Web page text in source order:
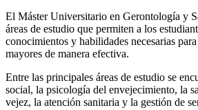
El Máster Universitario en Gerontología y
áreas de estudio que permiten a los
conocimientos y habilidades necesarias
mayores de manera efectiva.
Entre las principales áreas de estudio se
social, la psicología del envejecimiento, la
vejez, la atención sanitaria y la gestión de